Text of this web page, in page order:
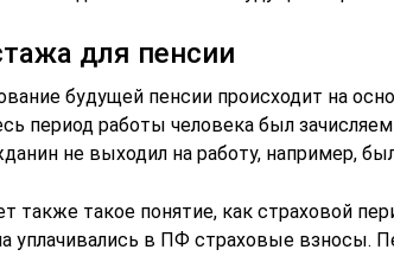
для пенсии
будущей пенсии происходит на
период работы человека был
не выходил на работу, например,
также такое понятие, как страховой
уплачивались в ПФ страховые взносы.